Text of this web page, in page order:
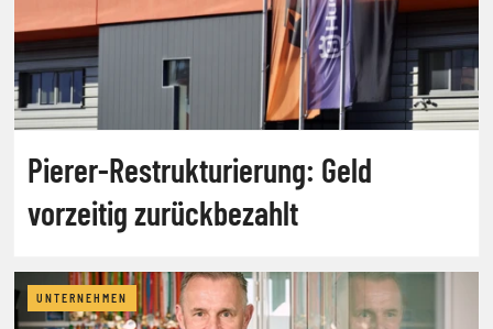
Pierer-Restrukturierung: Geld
vorzeitig zurückbezahlt
UNTERNEHMEN